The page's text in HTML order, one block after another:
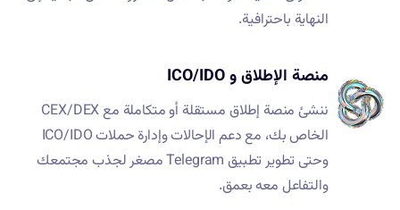
النهاية باحترافية.
منصة الإطلاق و ICO/IDO
ننشئ منصة إطلاق مستقلة أو متكاملة مع CEX/DEX
الخاص بك، مع دعم الإحالات وإدارة حملات ICO/IDO
وحتى تطوير تطبيق Telegram مصغر لجذب مجتمعك
والتفاعل معه بعمق.